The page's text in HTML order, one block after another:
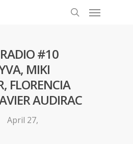
#10
MIKI
FLORENCIA
AUDIRAC
April 27,